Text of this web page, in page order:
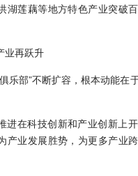
湖莲藕等地方特色产业突破
业再跃升
乐部”不断扩容，根本动能在
进在科技创新和产业创新上
产业发展胜势，为更多产业